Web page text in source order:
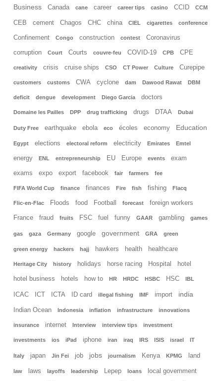
Business Canada cane career career tips casino CCID CCM
CEB cement Chagos CHC china CIEL cigarettes conference
Confinement Congo construction contest Coronavirus
corruption Court Courts couvre-feu COVID-19 CPB CPE
creativity crisis cruise ships CSO CT Power Culture Curepipe
customers customs CWA cyclone dam Dawood Rawat DBM
deficit dengue development Diego Garcia doctors
Domaine les Pailles DPP drug trafficking drugs DTAA Dubai
Duty Free earthquake ebola eco écoles economy Education
Egypt elections electoral reform electricity Emirates Emtel
energy ENL entrepreneurship EU Europe events exam
exams expo export facebook fair farmers fee
FIFA World Cup finance finances Fire fish fishing Flacq
Flic-en-Flac Floods food Football forecast foreign workers
France fraud fruits FSC fuel funny GAAR gambling games
gas gaza Germany google government GRA green
green energy hackers hajj hawkers health healthcare
Heritage City history holidays horse racing Hospital hotel
hotel business hotels how to HR HRDC HSBC HSC IBL
ICAC ICT ICTA ID card illegal fishing IMF import india
Indian Ocean Indonesia inflation infrastructure innovations
insurance internet Interview interview tips investment
investments ios iPad iphone iran iraq IRS ISIS israel IT
Italy japan Jin Fei job jobs journalism Kenya KPMG land
law laws layoffs leadership Lepep loans local government